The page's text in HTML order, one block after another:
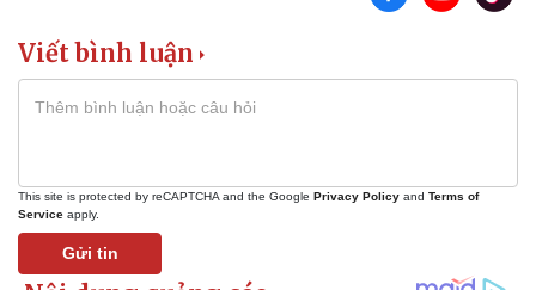
Viết bình luận
This site is protected by reCAPTCHA and the Google Privacy Policy and Terms of
Service apply.
Gửi tin